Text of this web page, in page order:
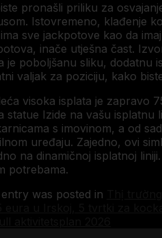
pronašli priliku za
Istovremeno, klađenje
sve jackpotove kao da
inače utješna čast.
je poboljšanu sliku, dodatnu
valjak za poziciju, kako
visoka isplata je zapravo
statue Izide na vašu isplatnu
s imovinom, a od
uređaju. Zajedno, ovi
na dinamičnoj isplatnoj
potrebama.
was posted in